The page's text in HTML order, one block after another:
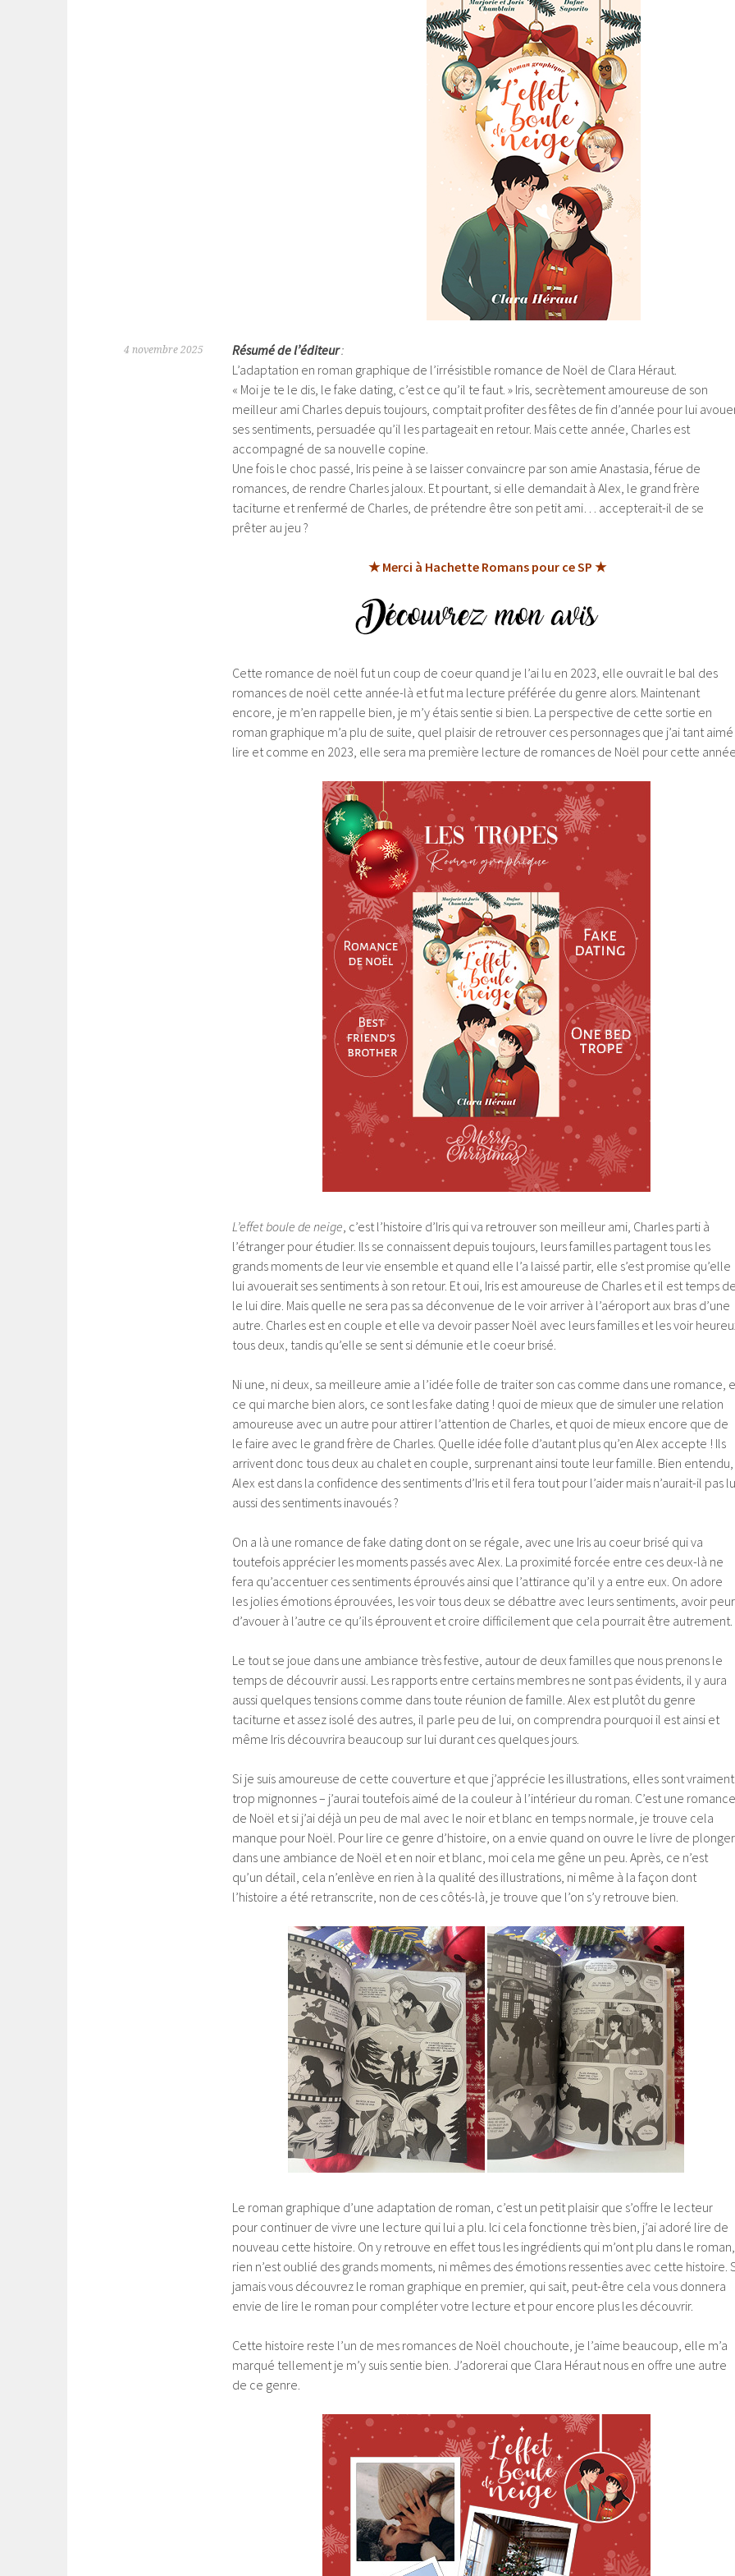
4 novembre 2025 Résumé de l’éditeur:
L’adaptation en roman graphique de l’irrésistible romance de Noël de Clara Héraut.
« Moi je te le dis, le fake dating, c’est ce qu’il te faut. » Iris, secrètement amoureuse de son
meilleur ami Charles depuis toujours, comptait profiter des fêtes de fin d’année pour lui
ses sentiments, persuadée qu’il les partageait en retour. Mais cette année, Charles est
accompagné de sa nouvelle copine.
Une fois le choc passé, Iris peine à se laisser convaincre par son amie Anastasia, férue de
romances, de rendre Charles jaloux. Et pourtant, si elle demandait à Alex, le grand frère
taciturne et renfermé de Charles, de prétendre être son petit ami… accepterait-il de se
prêter au jeu ?
★ Merci à Hachette Romans pour ce SP ★
Cette romance de noël fut un coup de coeur quand je l’ai lu en 2023, elle ouvrait le bal des
romances de noël cette année-là et fut ma lecture préférée du genre alors. Maintenant
encore, je m’en rappelle bien, je m’y étais sentie si bien. La perspective de cette sortie en
roman graphique m’a plu de suite, quel plaisir de retrouver ces personnages que j’ai tant aimé
lire et comme en 2023, elle sera ma première lecture de romances de Noël pour cette
L’effet boule de neige, c’est l’histoire d’Iris qui va retrouver son meilleur ami, Charles parti à
l’étranger pour étudier. Ils se connaissent depuis toujours, leurs familles partagent tous les
grands moments de leur vie ensemble et quand elle l’a laissé partir, elle s’est promise qu’elle
lui avouerait ses sentiments à son retour. Et oui, Iris est amoureuse de Charles et il est temps
le lui dire. Mais quelle ne sera pas sa déconvenue de le voir arriver à l’aéroport aux bras d’une
autre. Charles est en couple et elle va devoir passer Noël avec leurs familles et les voir
tous deux, tandis qu’elle se sent si démunie et le coeur brisé.
Ni une, ni deux, sa meilleure amie a l’idée folle de traiter son cas comme dans une romance,
ce qui marche bien alors, ce sont les fake dating ! quoi de mieux que de simuler une relation
amoureuse avec un autre pour attirer l’attention de Charles, et quoi de mieux encore que de
le faire avec le grand frère de Charles. Quelle idée folle d’autant plus qu’en Alex accepte ! Ils
arrivent donc tous deux au chalet en couple, surprenant ainsi toute leur famille. Bien entendu,
Alex est dans la confidence des sentiments d’Iris et il fera tout pour l’aider mais n’aurait-il pas
aussi des sentiments inavoués ?
On a là une romance de fake dating dont on se régale, avec une Iris au coeur brisé qui va
toutefois apprécier les moments passés avec Alex. La proximité forcée entre ces deux-là ne
fera qu’accentuer ces sentiments éprouvés ainsi que l’attirance qu’il y a entre eux. On adore
les jolies émotions éprouvées, les voir tous deux se débattre avec leurs sentiments, avoir peur
d’avouer à l’autre ce qu’ils éprouvent et croire difficilement que cela pourrait être autrement.
Le tout se joue dans une ambiance très festive, autour de deux familles que nous prenons le
temps de découvrir aussi. Les rapports entre certains membres ne sont pas évidents, il y aura
aussi quelques tensions comme dans toute réunion de famille. Alex est plutôt du genre
taciturne et assez isolé des autres, il parle peu de lui, on comprendra pourquoi il est ainsi et
même Iris découvrira beaucoup sur lui durant ces quelques jours.
Si je suis amoureuse de cette couverture et que j’apprécie les illustrations, elles sont vraiment
trop mignonnes – j’aurai toutefois aimé de la couleur à l’intérieur du roman. C’est une romance
de Noël et si j’ai déjà un peu de mal avec le noir et blanc en temps normale, je trouve cela
manque pour Noël. Pour lire ce genre d’histoire, on a envie quand on ouvre le livre de plonger
dans une ambiance de Noël et en noir et blanc, moi cela me gêne un peu. Après, ce n’est
qu’un détail, cela n’enlève en rien à la qualité des illustrations, ni même à la façon dont
l’histoire a été retranscrite, non de ces côtés-là, je trouve que l’on s’y retrouve bien.
Le roman graphique d’une adaptation de roman, c’est un petit plaisir que s’offre le lecteur
pour continuer de vivre une lecture qui lui a plu. Ici cela fonctionne très bien, j’ai adoré lire de
nouveau cette histoire. On y retrouve en effet tous les ingrédients qui m’ont plu dans le roman,
rien n’est oublié des grands moments, ni mêmes des émotions ressenties avec cette histoire.
jamais vous découvrez le roman graphique en premier, qui sait, peut-être cela vous donnera
envie de lire le roman pour compléter votre lecture et pour encore plus les découvrir.
Cette histoire reste l’un de mes romances de Noël chouchoute, je l’aime beaucoup, elle m’a
marqué tellement je m’y suis sentie bien. J’adorerai que Clara Héraut nous en offre une autre
de ce genre.